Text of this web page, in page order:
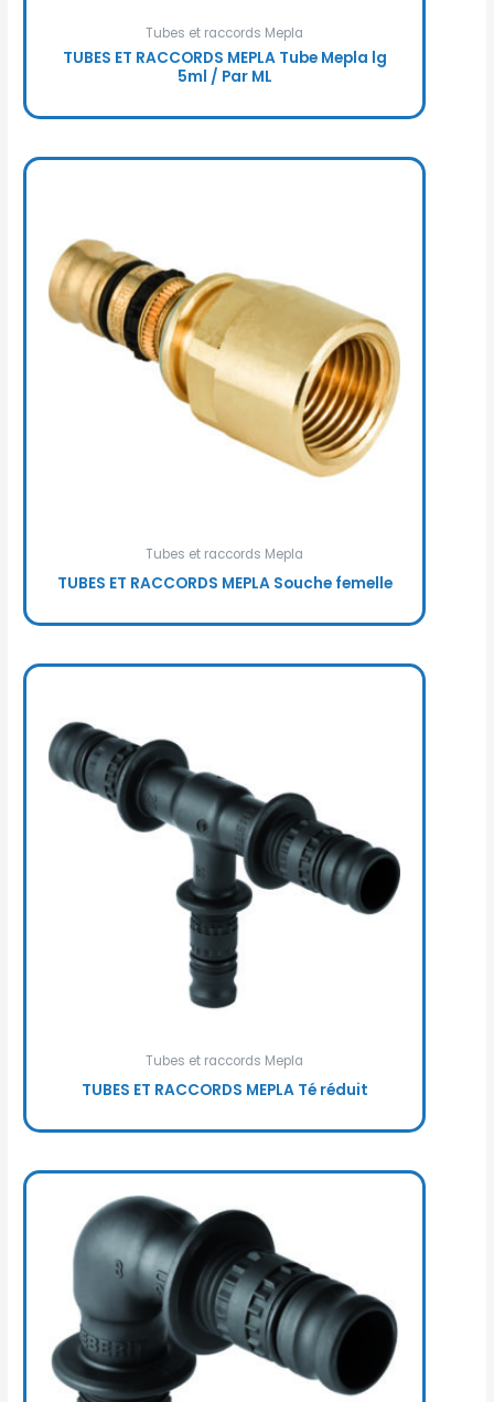
Tubes et raccords Mepla
TUBES ET RACCORDS MEPLA Tube Mepla lg
5ml / Par ML
Tubes et raccords Mepla
TUBES ET RACCORDS MEPLA Souche femelle
Tubes et raccords Mepla
TUBES ET RACCORDS MEPLA Té réduit